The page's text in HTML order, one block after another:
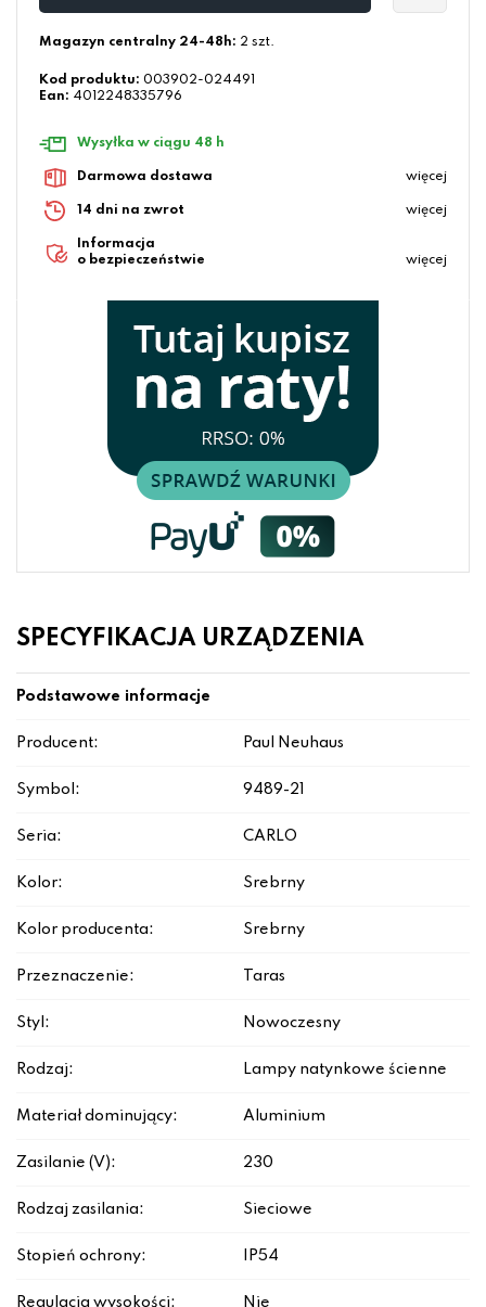
Magazyn centralny 24-48h: 2 szt.
Kod produktu: 003902-024491
Ean: 4012248335796
Wysyłka w ciągu 48 h
Darmowa dostawa więcej
14 dni na zwrot więcej
Informacja
o bezpieczeństwie
więcej
SPECYFIKACJA URZĄDZENIA
Podstawowe informacje
Producent: Paul Neuhaus
Symbol: 9489-21
Seria: CARLO
Kolor: Srebrny
Kolor producenta: Srebrny
Przeznaczenie: Taras
Styl: Nowoczesny
Rodzaj: Lampy natynkowe ścienne
Materiał dominujący: Aluminium
Zasilanie (V): 230
Rodzaj zasilania: Sieciowe
Stopień ochrony: IP54
Regulacja wysokości: Nie